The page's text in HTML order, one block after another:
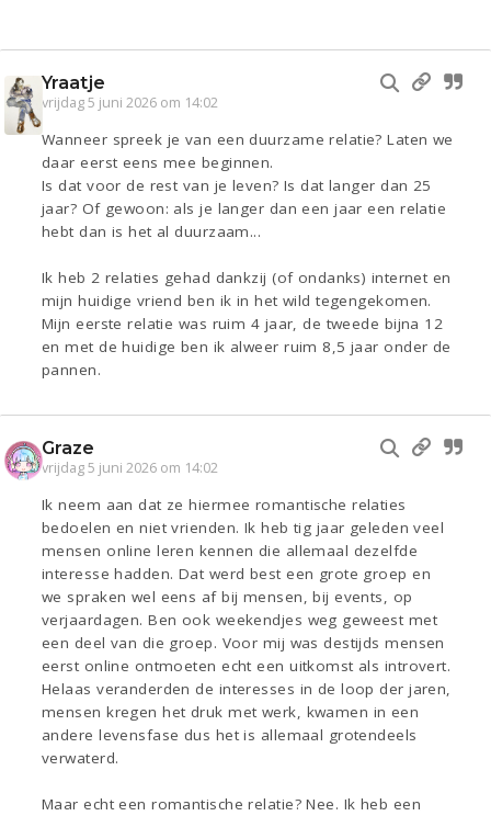
Yraatje
vrijdag 5 juni 2026 om 14:02
Wanneer spreek je van een duurzame relatie? Laten we
daar eerst eens mee beginnen.
Is dat voor de rest van je leven? Is dat langer dan 25
jaar? Of gewoon: als je langer dan een jaar een relatie
hebt dan is het al duurzaam...
Ik heb 2 relaties gehad dankzij (of ondanks) internet en
mijn huidige vriend ben ik in het wild tegengekomen.
Mijn eerste relatie was ruim 4 jaar, de tweede bijna 12
en met de huidige ben ik alweer ruim 8,5 jaar onder de
pannen.
Graze
vrijdag 5 juni 2026 om 14:02
Ik neem aan dat ze hiermee romantische relaties
bedoelen en niet vrienden. Ik heb tig jaar geleden veel
mensen online leren kennen die allemaal dezelfde
interesse hadden. Dat werd best een grote groep en
we spraken wel eens af bij mensen, bij events, op
verjaardagen. Ben ook weekendjes weg geweest met
een deel van die groep. Voor mij was destijds mensen
eerst online ontmoeten echt een uitkomst als introvert.
Helaas veranderden de interesses in de loop der jaren,
mensen kregen het druk met werk, kwamen in een
andere levensfase dus het is allemaal grotendeels
verwaterd.
Maar echt een romantische relatie? Nee. Ik heb een